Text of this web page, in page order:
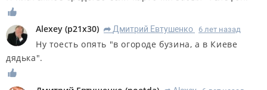
Alexey (p21x30) R Дмитрий Евтушенко 6 лет назад
Ну тоесть опять "в огороде бузина, а в Киеве
дядька".